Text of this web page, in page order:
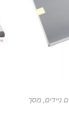
ניידים,מסך